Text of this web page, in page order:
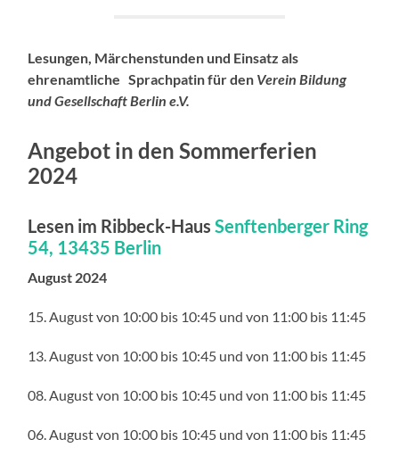
Lesungen, Märchenstunden und Einsatz als
ehrenamtliche Sprachpatin für den Verein Bildung
und Gesellschaft Berlin e.V.
Angebot in den Sommerferien
2024
Lesen im Ribbeck-HausSenftenberger Ring
54, 13435 Berlin
August 2024
15. August von 10:00 bis 10:45 und von 11:00 bis 11:45
13. August von 10:00 bis 10:45 und von 11:00 bis 11:45
08. August von 10:00 bis 10:45 und von 11:00 bis 11:45
06. August von 10:00 bis 10:45 und von 11:00 bis 11:45